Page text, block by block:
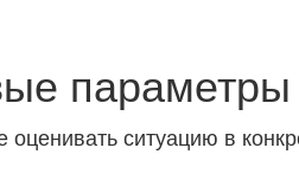
параметры
ситуацию в